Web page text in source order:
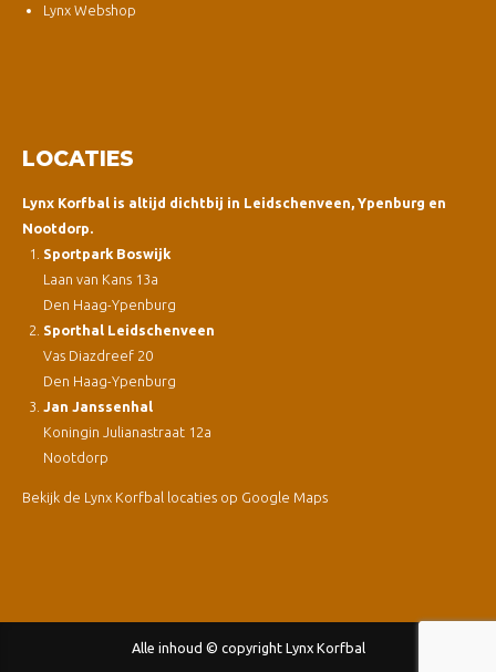
Lynx Webshop
LOCATIES
Lynx Korfbal is altijd dichtbij in Leidschenveen, Ypenburg en
Nootdorp.
Sportpark Boswijk
Laan van Kans 13a
Den Haag-Ypenburg
Sporthal Leidschenveen
Vas Diazdreef 20
Den Haag-Ypenburg
Jan Janssenhal
Koningin Julianastraat 12a
Nootdorp
Bekijk de Lynx Korfbal locaties op Google Maps
Alle inhoud © copyright Lynx Korfbal